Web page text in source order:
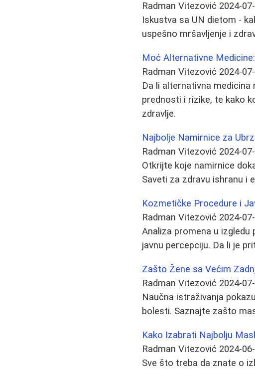
Radman Vitezović 2024-
Iskustva sa UN dietom -
uspešno mršavljenje i
Moć Alternativne
Radman Vitezović 2024-
Da li alternativna
prednosti i rizike, te kako
zdravlje.
Najbolje Namirnice za
Radman Vitezović 2024-
Otkrijte koje namirnice
Saveti za zdravu ishranu i
Kozmetičke Procedure i
Radman Vitezović 2024-
Analiza promena u
javnu percepciju. Da li je
Zašto Žene sa Većim
Radman Vitezović 2024-
Naučna istraživanja
bolesti. Saznajte zašto
Kako Izabrati Najbolju
Radman Vitezović 2024-
Sve što treba da znate o